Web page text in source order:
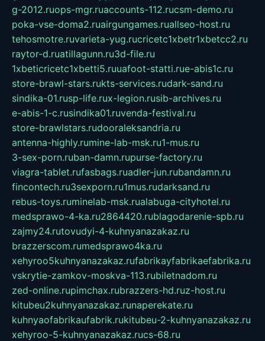
g-2012.ruops-mgr.ruaccounts-112.rucsm-demo.ru
poka-vse-doma2.ruairgungames.ruallseo-host.ru
tehosmotre.ruvarieta-yug.rucricetc1xbetr1xbetcc2.ru
raytor-d.ruatillagunn.ru3d-file.ru
1xbeticricetc1xbetti5.ruuafoot-statti.rue-abis1c.ru
store-brawl-stars.rukts-services.rudark-sand.ru
sindika-01.rusp-life.rux-legion.rusib-archives.ru
e-abis-1-c.rusindika01.ruvenda-festival.ru
store-brawlstars.rudooraleksandria.ru
antenna-highly.rumine-lab-msk.ru1-mus.ru
3-sex-porn.ruban-damn.rupurse-factory.ru
viagra-tablet.rufasbags.ruadler-jun.rubandamn.ru
fincontech.ru3sexporn.ru1mus.rudarksand.ru
rebus-toys.ruminelab-msk.rualabuga-cityhotel.ru
medsprawo-4-ka.ru2864420.rublagodarenie-spb.ru
zajmy24.rutovudyi-4-kuhnyanazakaz.ru
brazzerscom.rumedsprawo4ka.ru
xehyroo5kuhnyanazakaz.rufabrikayfabrikaefabrika.ru
vskrytie-zamkov-moskva-113.rubiletnadom.ru
zed-online.rupimchax.rubrazzers-hd.ruz-host.ru
kitubeu2kuhnyanazakaz.runaperekate.ru
kuhnyaofabrikaufabrik.rukitubeu-2-kuhnyanazakaz.ru
xehyroo-5-kuhnyanazakaz.rucs-68.ru